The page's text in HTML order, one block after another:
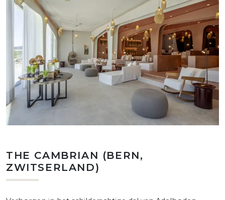
THE CAMBRIAN (BERN,
ZWITSERLAND)